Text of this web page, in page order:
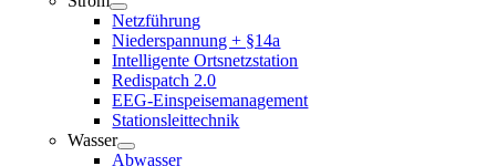
Netzführung
Niederspannung + §14a
Intelligente Ortsnetzstation
Redispatch 2.0
EEG-Einspeisemanagement
Stationsleittechnik
Wasser
Abwasser